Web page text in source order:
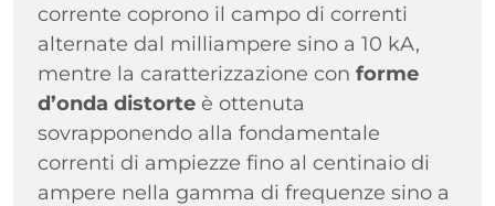
corrente coprono il campo di correnti
alternate dal milliampere sino a 10 kA,
mentre la caratterizzazione con forme
d’onda distorte è ottenuta
sovrapponendo alla fondamentale
correnti di ampiezze fino al centinaio di
ampere nella gamma di frequenze sino a